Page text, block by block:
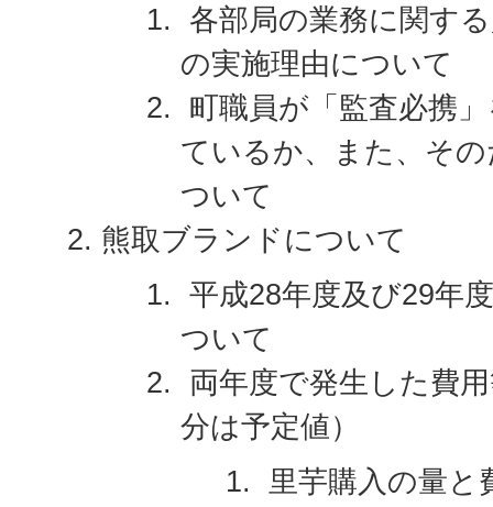
各部局の業務に関す
の実施理由について
町職員が「監査必携
ているか、また、そ
ついて
熊取ブランドについて
平成28年度及び29年
ついて
両年度で発生した費
分は予定値）
里芋購入の量と